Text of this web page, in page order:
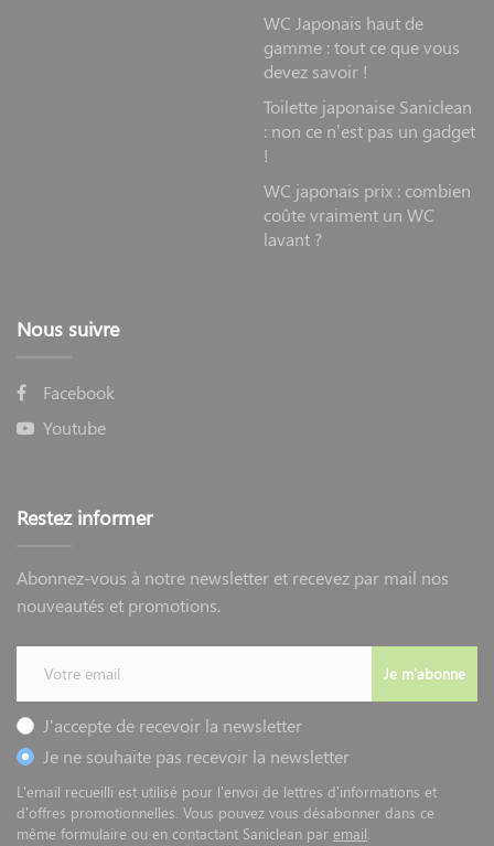
WC Japonais haut de
gamme : tout ce que vous
devez savoir !
Toilette japonaise Saniclean
: non ce n’est pas un gadget
!
WC japonais prix : combien
coûte vraiment un WC
lavant ?
Nous suivre
Facebook
Youtube
Restez informer
Abonnez-vous à notre newsletter et recevez par mail nos
nouveautés et promotions.
Je m'abonne
J'accepte de recevoir la newsletter
Je ne souhaite pas recevoir la newsletter
L'email recueilli est utilisé pour l'envoi de lettres d'informations et
d'offres promotionnelles. Vous pouvez vous désabonner dans ce
même formulaire ou en contactant Saniclean par email